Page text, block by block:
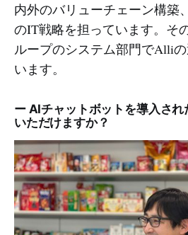
内外のバリューチェーン構築
のIT戦略を担っています。そ
ループのシステム部門でAlli
います。
ー AIチャットボットを導入さ
いただけますか？